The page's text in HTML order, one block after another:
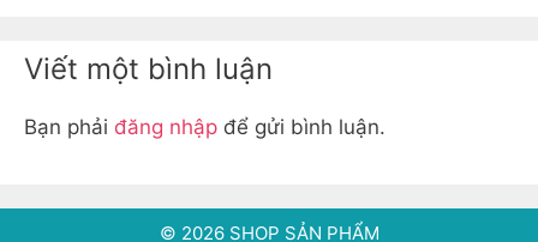
Viết một bình luận
Bạn phải đăng nhập để gửi bình luận.
© 2026 SHOP SẢN PHẨM